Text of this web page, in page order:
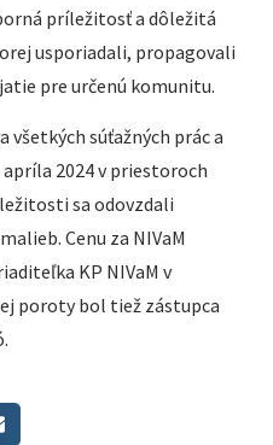
príležitosť a dôležitá
usporiadali, propagovali
pre určenú komunitu.
všetkých súťažných prác a
apríla 2024 v priestoroch
sa odovzdali
Cenu za NIVaM
KP NIVaM v
poroty bol tiež zástupca